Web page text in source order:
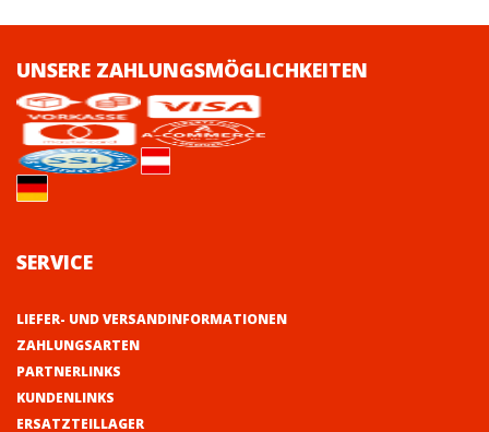
UNSERE ZAHLUNGSMÖGLICHKEITEN
SERVICE
LIEFER- UND VERSANDINFORMATIONEN
ZAHLUNGSARTEN
PARTNERLINKS
KUNDENLINKS
ERSATZTEILLAGER